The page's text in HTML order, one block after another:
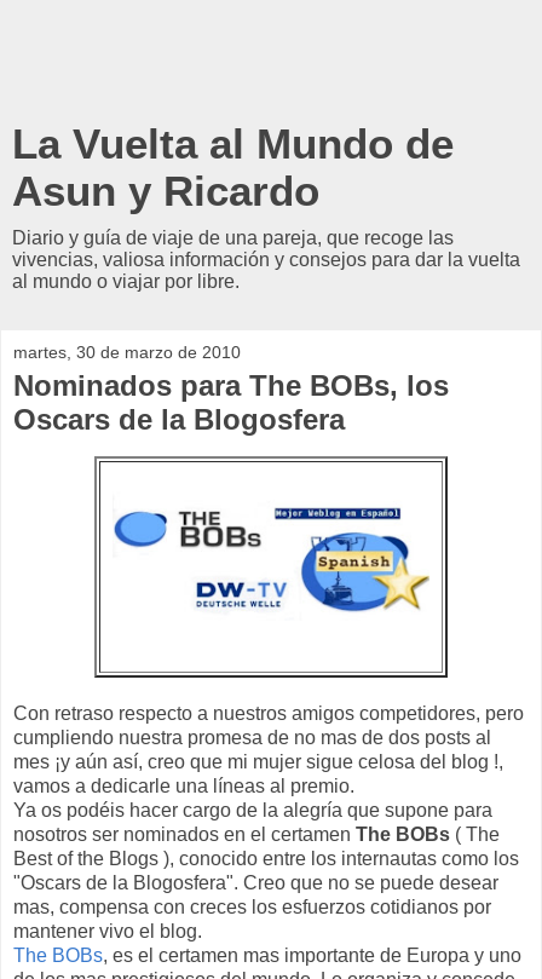
La Vuelta al Mundo de
Asun y Ricardo
Diario y guía de viaje de una pareja, que recoge las
vivencias, valiosa información y consejos para dar la vuelta
al mundo o viajar por libre.
martes, 30 de marzo de 2010
Nominados para The BOBs, los
Oscars de la Blogosfera
Con retraso respecto a nuestros amigos competidores, pero
cumpliendo nuestra promesa de no mas de dos posts al
mes ¡y aún así, creo que mi mujer sigue celosa del blog !,
vamos a dedicarle una líneas al premio.
Ya os podéis hacer cargo de la alegría que supone para
nosotros ser nominados en el certamen The BOBs ( The
Best of the Blogs ), conocido entre los internautas como los
"Oscars de la Blogosfera". Creo que no se puede desear
mas, compensa con creces los esfuerzos cotidianos por
mantener vivo el blog.
The BOBs, es el certamen mas importante de Europa y uno